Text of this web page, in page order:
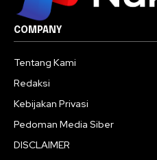
COMPANY
Tentang Kami
Redaksi
Kebijakan Privasi
Pedoman Media Siber
DISCLAIMER